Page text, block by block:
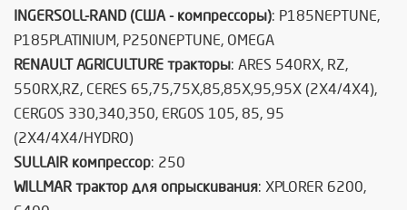
INGERSOLL-RAND (США - компрессоры): P185NEPTUNE,
P185PLATINIUM, P250NEPTUNE, OMEGA
RENAULT AGRICULTURE тракторы: ARES 540RX, RZ,
550RX,RZ, CERES 65,75,75X,85,85X,95,95X (2X4/4X4),
CERGOS 330,340,350, ERGOS 105, 85, 95
(2X4/4X4/HYDRO)
SULLAIR компрессор: 250
WILLMAR трактор для опрыскивания: XPLORER 6200,